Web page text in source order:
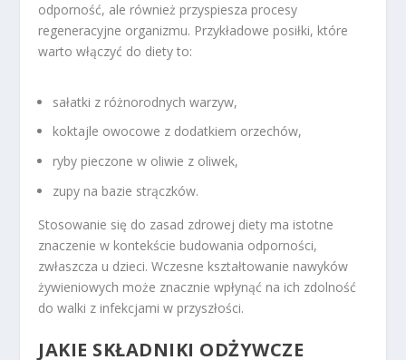
odporność, ale również przyspiesza procesy
regeneracyjne organizmu. Przykładowe posiłki, które
warto włączyć do diety to:
sałatki z różnorodnych warzyw,
koktajle owocowe z dodatkiem orzechów,
ryby pieczone w oliwie z oliwek,
zupy na bazie strączków.
Stosowanie się do zasad zdrowej diety ma istotne
znaczenie w kontekście budowania odporności,
zwłaszcza u dzieci. Wczesne kształtowanie nawyków
żywieniowych może znacznie wpłynąć na ich zdolność
do walki z infekcjami w przyszłości.
JAKIE SKŁADNIKI ODŻYWCZE